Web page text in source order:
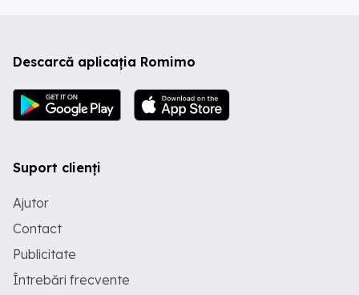
Descarcă aplicația Romimo
Suport clienți
Ajutor
Contact
Publicitate
Întrebări frecvente